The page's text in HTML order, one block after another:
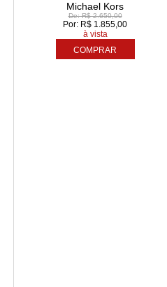
Michael Kors
De: R$ 2.650,00
Por: R$ 1.855,00
à vista
COMPRAR